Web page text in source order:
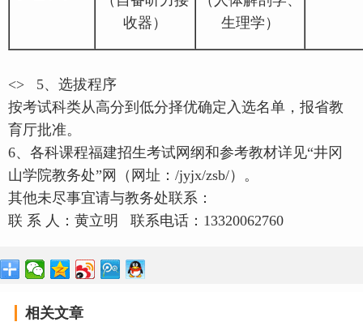
收器）
生理学）
<> 5、选拔程序
按考试科类从高分到低分择优确定入选名单，报省教
育厅批准。
6、各科课程福建招生考试网纲和参考教材详见“井冈
山学院教务处”网（网址：/jyjx/zsb/）。
其他未尽事宜请与教务处联系：
联 系 人：黄立明 联系电话：13320062760
相关文章